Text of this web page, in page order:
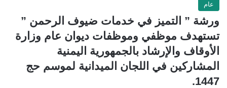
عام
ورشة ” التميز في خدمات ضيوف الرحمن ”
تستهدف موظفي وموظفات ديوان عام وزارة
الأوقاف والإرشاد بالجمهورية اليمنية
المشاركين في اللجان الميدانية لموسم حج
1447.